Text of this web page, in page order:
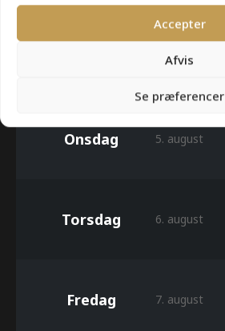
Accepter
Afvis
Se præferencer
4. august
Onsdag 5. august
Torsdag 6. august
Fredag 7. august